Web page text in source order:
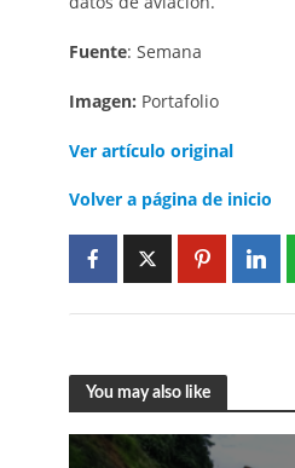
Fuente: Semana
Imagen: Portafolio
Ver artículo original
Volver a página de inicio
You may also like